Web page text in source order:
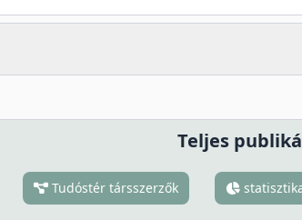
Teljes
Tudóstér társszerzők